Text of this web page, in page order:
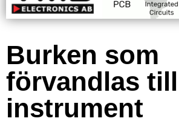
Burken som
förvandlas
instrument